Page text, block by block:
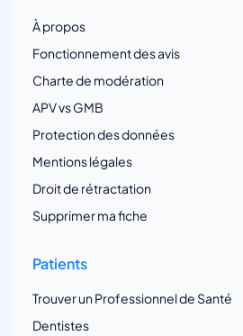
À propos
Fonctionnement des avis
Charte de modération
APV vs GMB
Protection des données
Mentions légales
Droit de rétractation
Supprimer ma fiche
Patients
Trouver un Professionnel de Santé
Dentistes